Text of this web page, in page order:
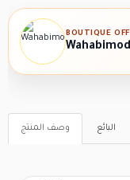
BOUTIQUE
وصف المنتج البائع